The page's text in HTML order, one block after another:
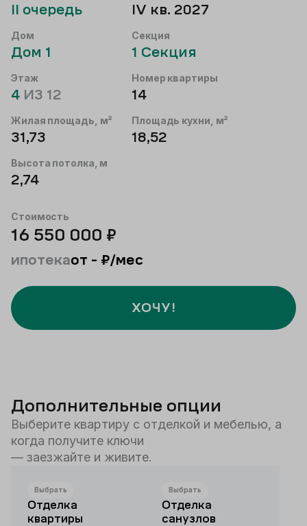
II очередь IV кв. 2027
Дом
Дом 1
Секция
1 Секция
Этаж
4 ИЗ 12
Номер квартиры
14
Жилая площадь, м²
31,73
Площадь кухни, м²
18,52
Высота потолка, м
2,74
Стоимость
16 550 000 ₽
ипотекаот - ₽/мес
ХОЧУ!
Дополнительные опции
Выберите квартиру с отделкой и мебелью, а
когда получите ключи
— заезжайте и живите.
Выбрать
Отделка
квартиры
Выбрать
Отделка
санузлов